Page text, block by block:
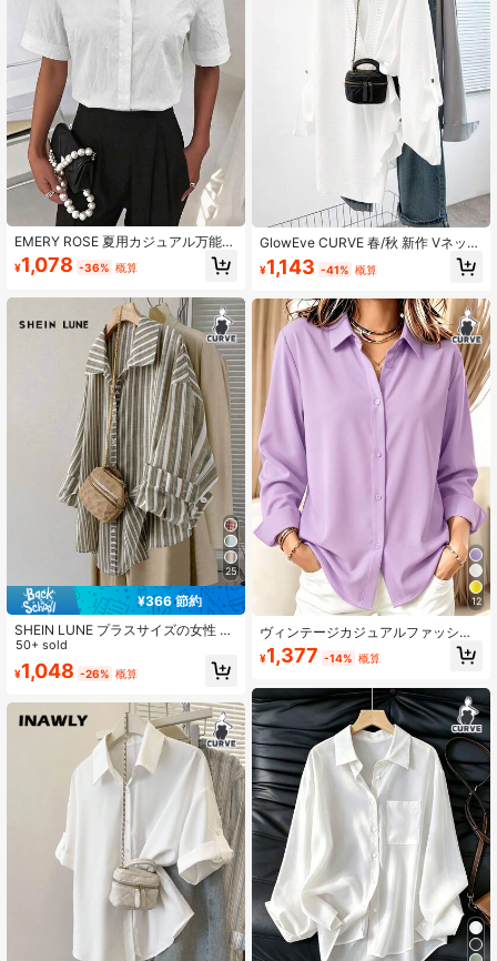
EMERY ROSE 夏用カジュアル万能無
地プラスサイズシャツ
¥1,078 -36% 概算
25
¥366 節約
SHEIN LUNE プラスサイズの女性 感
謝祭 カジュアル 日常着 ストライプ
柄 長袖シャツ カジュアル ゆったり
快適 ロング丈 新年 女性用 自宅 バケ
カジュアル ゆったり 快適 ロング丈
自宅 バケーション 秋 ホリデー ブラ
50+ sold
¥1,048 -26% 概算
GlowEve CURVE 春/秋 新作 Vネック
長袖 カジュアル 多用途 プラスサイ
ズシャツ
¥1,143 -41% 概算
12
ヴィンテージカジュアルファッショ
ン 無地 レディース 軽量 ボタンダウ
ン 長袖シャツブラウス
¥1,377 -14% 概算